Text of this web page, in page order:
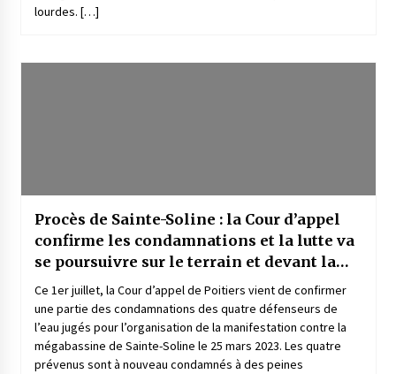
lourdes. […]
Procès de Sainte-Soline : la Cour d’appel
confirme les condamnations et la lutte va
se poursuivre sur le terrain et devant la
justice
Ce 1er juillet, la Cour d’appel de Poitiers vient de confirmer
une partie des condamnations des quatre défenseurs de
l’eau jugés pour l’organisation de la manifestation contre la
mégabassine de Sainte-Soline le 25 mars 2023. Les quatre
prévenus sont à nouveau condamnés à des peines